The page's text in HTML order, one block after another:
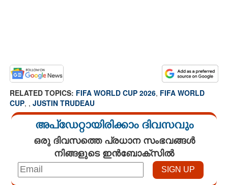
RELATED TOPICS: FIFA WORLD CUP 2026, FIFA WORLD
CUP, , JUSTIN TRUDEAU
അപ്ഡേറ്റായിരിക്കാം ദിവസവും
ഒരു ദിവസത്തെ പ്രധാന സംഭവങ്ങൾ
നിങ്ങളുടെ ഇൻബോക്സിൽ